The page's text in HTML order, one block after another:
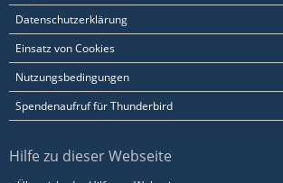
Datenschutzerklärung
Einsatz von Cookies
Nutzungsbedingungen
Spendenaufruf für Thunderbird
Hilfe zu dieser Webseite